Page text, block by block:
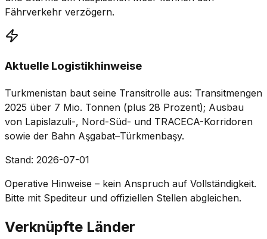
Fährverkehr verzögern.
Aktuelle Logistikhinweise
Turkmenistan baut seine Transitrolle aus: Transitmengen
2025 über 7 Mio. Tonnen (plus 28 Prozent); Ausbau
von Lapislazuli-, Nord-Süd- und TRACECA-Korridoren
sowie der Bahn Aşgabat–Türkmenbaşy.
Stand: 2026-07-01
Operative Hinweise – kein Anspruch auf Vollständigkeit.
Bitte mit Spediteur und offiziellen Stellen abgleichen.
Verknüpfte Länder